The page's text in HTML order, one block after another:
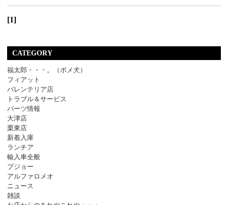
[1]
CATEGORY
福太郎・・・。（ポメ犬）
フィアット
バレンテリア店
トラブル＆サービス
パーツ情報
大津店
栗東店
新着入庫
ランチア
輸入車全般
プジョー
アルファロメオ
ニュース
雑談